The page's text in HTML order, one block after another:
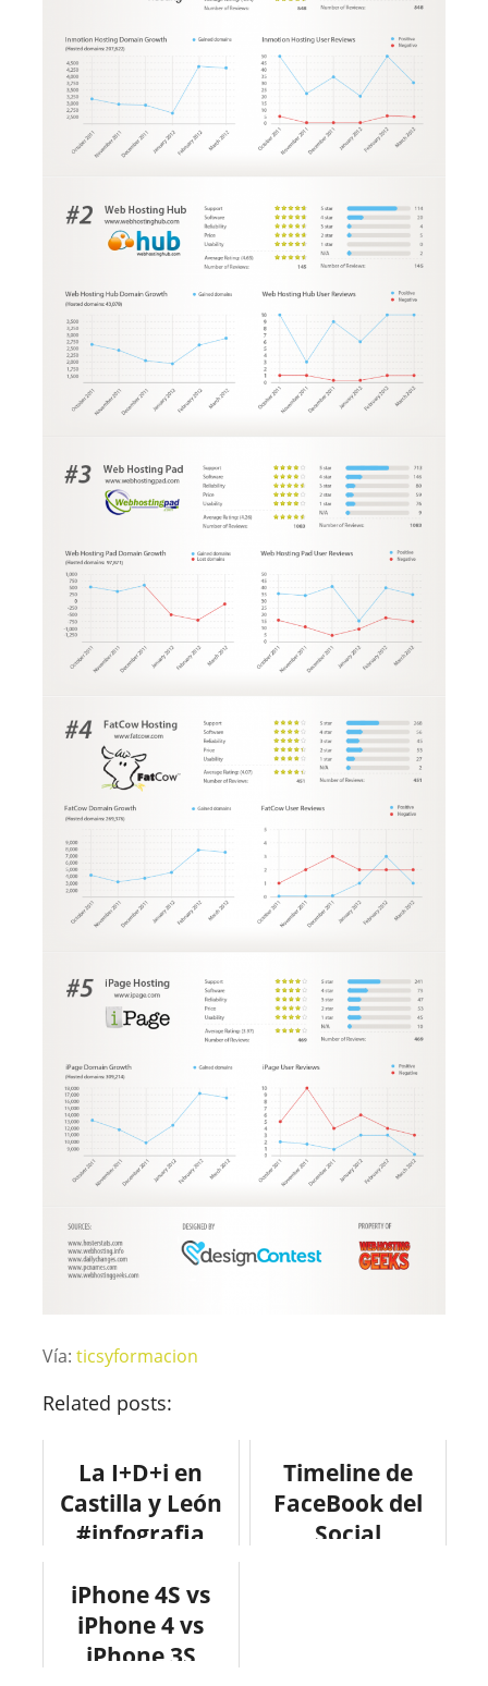
Vía: ticsyformacion
Related posts:
La I+D+i en
Castilla y León
#infografia
#tecnologia
#castillayleon
Timeline de
FaceBook del
Social
iPhone 4S vs
iPhone 4 vs
iPhone 3S